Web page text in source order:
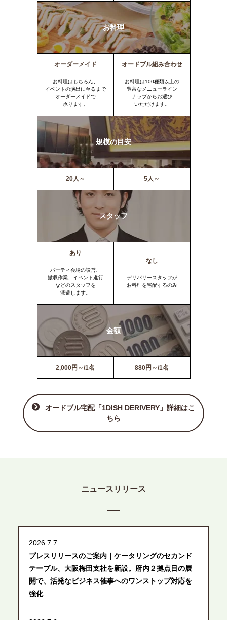
お料理
オーダーメイド
お料理はもちろん、
イベントの演出に至るまで
オーダーメイドで
承ります。
オードブル組み合わせ
お料理は100種類以上の
豊富なメニューライン
ナップからお選び
いただけます。
規模の目安
20人～ 5人～
スタッフ
あり
パーティ会場の設営、
撤収作業、イベント進行
などのスタッフを
派遣します。
なし
デリバリースタッフが
お料理を宅配するのみ
金額
2,000円～/1名 880円～/1名
オードブル宅配「1DISH DERIVERY」詳細はこ
ちら
ニュースリリース
2026.7.7
プレスリリースのご案内｜ケータリングのセカンド
テーブル、大阪梅田支社を新設。府内２拠点目の展
開で、活発なビジネス催事へのワンストップ対応を
強化